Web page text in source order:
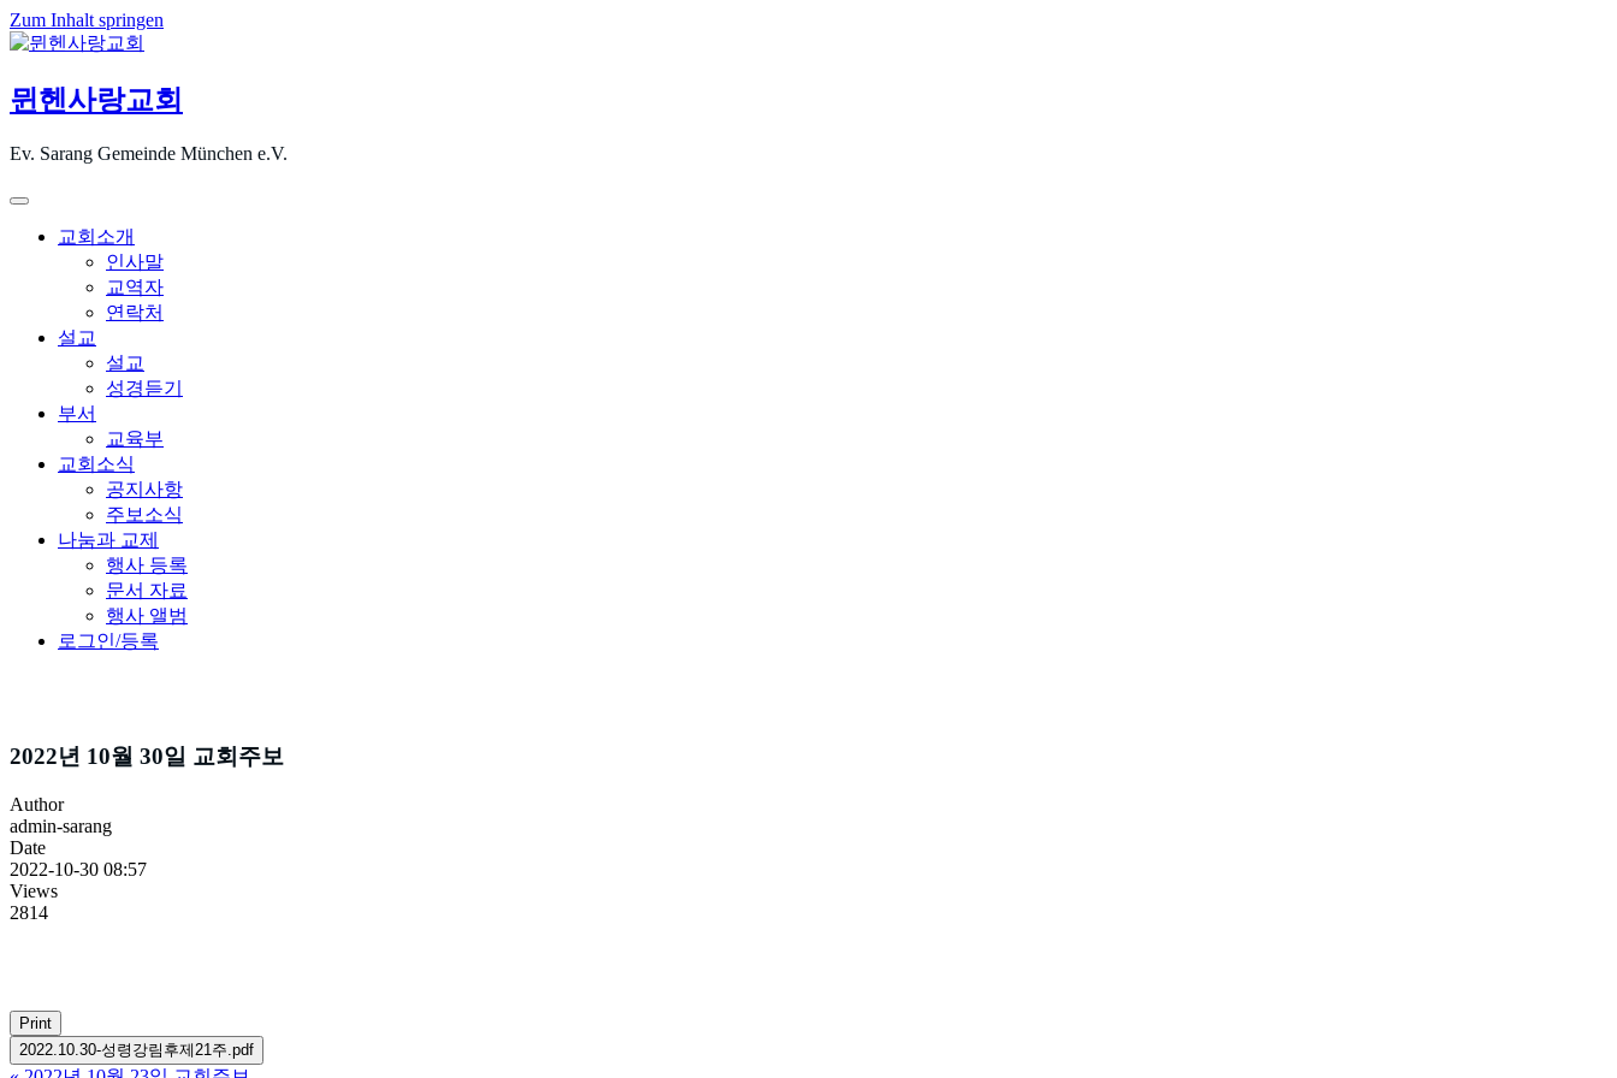
Zum Inhalt springen
뮌헨사랑교회
Ev. Sarang Gemeinde München e.V.
교회소개
인사말
교역자
연락처
설교
설교
성경듣기
부서
교육부
교회소식
공지사항
주보소식
나눔과 교제
행사 등록
문서 자료
행사 앨범
로그인/등록
2022년 10월 30일 교회주보
Author
admin-sarang
Date
2022-10-30 08:57
Views
2814
Print
2022.10.30-성령강림후제21주.pdf